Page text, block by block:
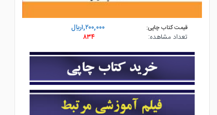
قیمت کتاب چاپی:
۱,۲۰۰,۰۰۰ريال
تعداد مشاهده:
۸۳۴